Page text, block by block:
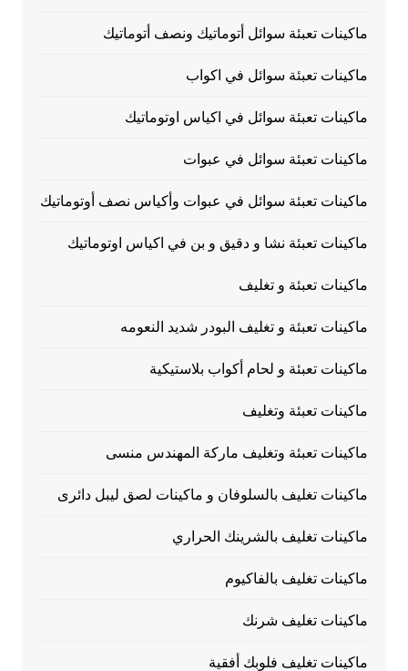
ماكينات تعبئة سوائل أتوماتيك ونصف أتوماتيك
ماكينات تعبئة سوائل في اكواب
ماكينات تعبئة سوائل في اكياس اوتوماتيك
ماكينات تعبئة سوائل في عبوات
ماكينات تعبئة سوائل في عبوات وأكياس نصف أوتوماتيك
ماكينات تعبئة نشا و دقيق و بن في اكياس اوتوماتيك
ماكينات تعبئة و تغليف
ماكينات تعبئة و تغليف البودر شديد النعومه
ماكينات تعبئة و لحام أكواب بلاستيكية
ماكينات تعبئة وتغليف
ماكينات تعبئة وتغليف ماركة المهندس منسى
ماكينات تغليف بالسلوفان و ماكينات لصق ليبل دائرى
ماكينات تغليف بالشرينك الحراري
ماكينات تغليف بالفاكيوم
ماكينات تغليف شرنك
ماكينات تغليف فلوبك أفقية